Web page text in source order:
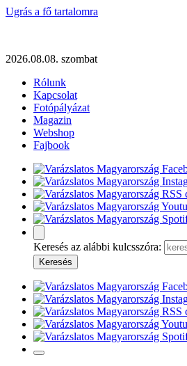
Ugrás a fő tartalomra
2026.08.08. szombat
Rólunk
Kapcsolat
Fotópályázat
Magazin
Webshop
Fajbook
Keresés az alábbi kulcsszóra: